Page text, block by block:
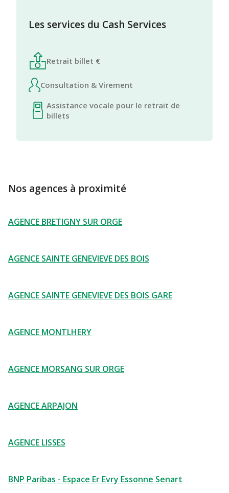
Les services du Cash Services
Retrait billet €
Consultation & Virement
Assistance vocale pour le retrait de
billets
Nos agences à proximité
AGENCE BRETIGNY SUR ORGE
AGENCE SAINTE GENEVIEVE DES BOIS
AGENCE SAINTE GENEVIEVE DES BOIS GARE
AGENCE MONTLHERY
AGENCE MORSANG SUR ORGE
AGENCE ARPAJON
AGENCE LISSES
BNP Paribas - Espace Er Evry Essonne Senart